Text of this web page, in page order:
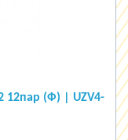
12пар (Ф) | UZV4-